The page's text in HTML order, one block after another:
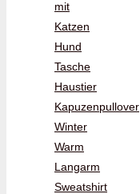
mit
Katzen
Hund
Tasche
Haustier
Kapuzenpullover
Winter
Warm
Langarm
Sweatshirt